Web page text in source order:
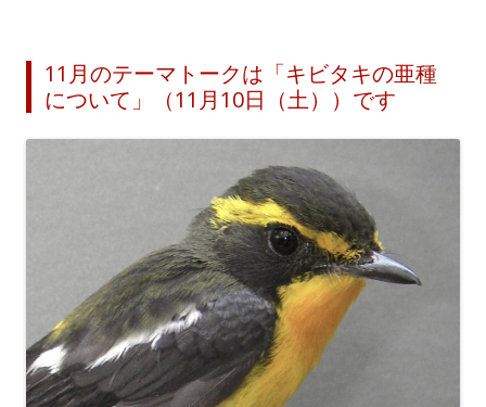
11月のテーマトークは「キビタキの亜種
について」（11月10日（土））です